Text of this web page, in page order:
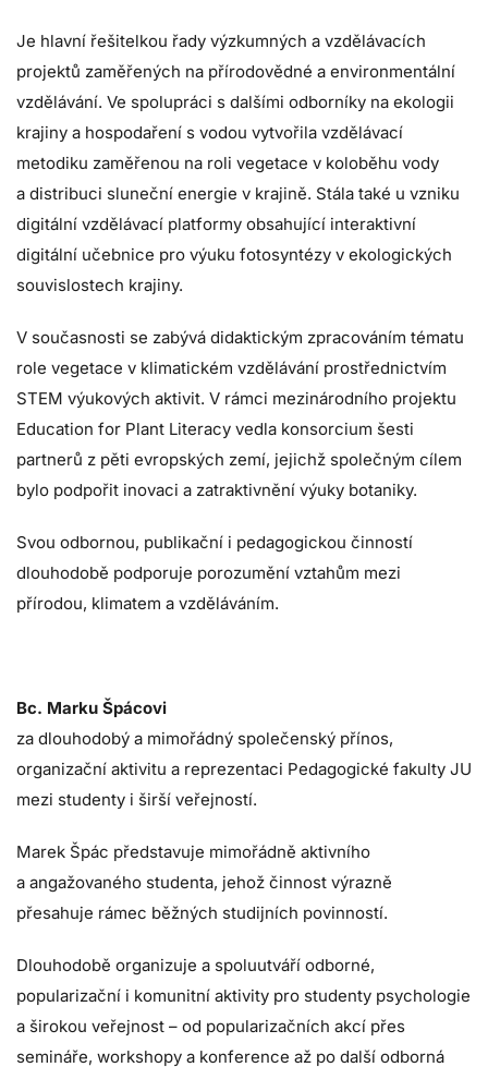
Je hlavní řešitelkou řady výzkumných a vzdělávacích
projektů zaměřených na přírodovědné a environmentální
vzdělávání. Ve spolupráci s dalšími odborníky na ekologii
krajiny a hospodaření s vodou vytvořila vzdělávací
metodiku zaměřenou na roli vegetace v koloběhu vody
a distribuci sluneční energie v krajině. Stála také u vzniku
digitální vzdělávací platformy obsahující interaktivní
digitální učebnice pro výuku fotosyntézy v ekologických
souvislostech krajiny.
V současnosti se zabývá didaktickým zpracováním tématu
role vegetace v klimatickém vzdělávání prostřednictvím
STEM výukových aktivit. V rámci mezinárodního projektu
Education for Plant Literacy vedla konsorcium šesti
partnerů z pěti evropských zemí, jejichž společným cílem
bylo podpořit inovaci a zatraktivnění výuky botaniky.
Svou odbornou, publikační i pedagogickou činností
dlouhodobě podporuje porozumění vztahům mezi
přírodou, klimatem a vzděláváním.
Bc. Marku Špácovi
za dlouhodobý a mimořádný společenský přínos,
organizační aktivitu a reprezentaci Pedagogické fakulty JU
mezi studenty i širší veřejností.
Marek Špác představuje mimořádně aktivního
a angažovaného studenta, jehož činnost výrazně
přesahuje rámec běžných studijních povinností.
Dlouhodobě organizuje a spoluutváří odborné,
popularizační i komunitní aktivity pro studenty psychologie
a širokou veřejnost – od popularizačních akcí přes
semináře, workshopy a konference až po další odborná